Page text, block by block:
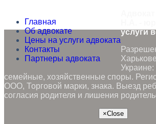
Главная
Об адвокате
Цены на услуги адвоката
Контакты
Партнеры адвоката
услуги
Украине:
семейные, хозяйственные споры.
ООО, Торговой марки, знака. Выезд
согласия родителя и лишения
×Close